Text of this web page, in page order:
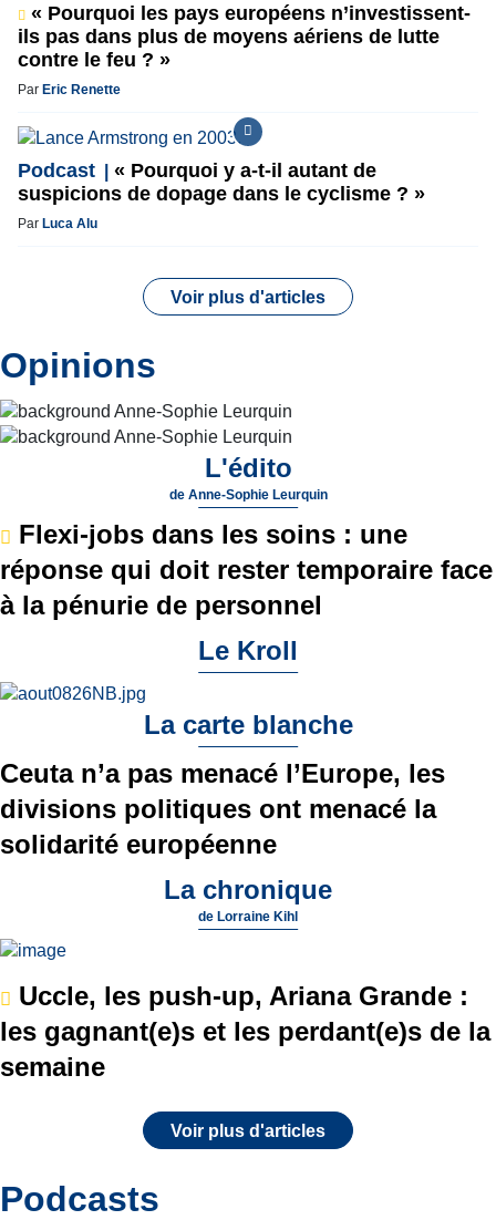
« Pourquoi les pays européens n’investissent-
ils pas dans plus de moyens aériens de lutte
contre le feu ? »
Par Eric Renette
Podcast
« Pourquoi y a-t-il autant de
suspicions de dopage dans le cyclisme ? »
Par Luca Alu
Voir plus d'articles
Opinions
L'édito
de Anne-Sophie Leurquin
Flexi-jobs dans les soins : une
réponse qui doit rester temporaire face
à la pénurie de personnel
Le Kroll
La carte blanche
Ceuta n’a pas menacé l’Europe, les
divisions politiques ont menacé la
solidarité européenne
La chronique
de Lorraine Kihl
Uccle, les push-up, Ariana Grande :
les gagnant(e)s et les perdant(e)s de la
semaine
Voir plus d'articles
Podcasts